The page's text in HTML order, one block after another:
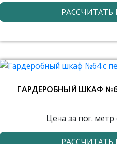
ГАРДЕРОБНЫЙ ШКАФ
Цена за пог. метр